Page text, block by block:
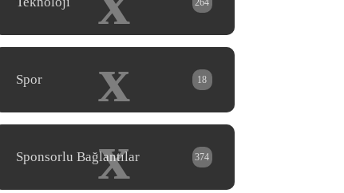
264
x
Spor 18
x
Sponsorlu Bağlantılar 374